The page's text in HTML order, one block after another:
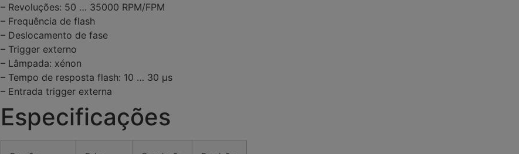
– Revoluções: 50 … 35000 RPM/FPM
– Frequência de flash
– Deslocamento de fase
– Trigger externo
– Lâmpada: xénon
– Tempo de resposta flash: 10 … 30 µs
– Entrada trigger externa
Especificações